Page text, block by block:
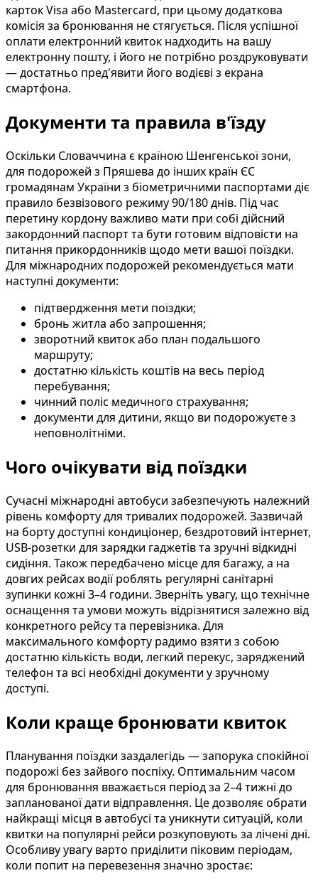
карток Visa або Mastercard, при цьому додаткова
комісія за бронювання не стягується. Після успішної
оплати електронний квиток надходить на вашу
електронну пошту, і його не потрібно роздруковувати
— достатньо пред'явити його водієві з екрана
смартфона.
Документи та правила в'їзду
Оскільки Словаччина є країною Шенгенської зони,
для подорожей з Пряшева до інших країн ЄС
громадянам України з біометричними паспортами діє
правило безвізового режиму 90/180 днів. Під час
перетину кордону важливо мати при собі дійсний
закордонний паспорт та бути готовим відповісти на
питання прикордонників щодо мети вашої поїздки.
Для міжнародних подорожей рекомендується мати
наступні документи:
підтвердження мети поїздки;
бронь житла або запрошення;
зворотний квиток або план подальшого
маршруту;
достатню кількість коштів на весь період
перебування;
чинний поліс медичного страхування;
документи для дитини, якщо ви подорожуєте з
неповнолітніми.
Чого очікувати від поїздки
Сучасні міжнародні автобуси забезпечують належний
рівень комфорту для тривалих подорожей. Зазвичай
на борту доступні кондиціонер, бездротовий інтернет,
USB-розетки для зарядки гаджетів та зручні відкидні
сидіння. Також передбачено місце для багажу, а на
довгих рейсах водії роблять регулярні санітарні
зупинки кожні 3–4 години. Зверніть увагу, що технічне
оснащення та умови можуть відрізнятися залежно від
конкретного рейсу та перевізника. Для
максимального комфорту радимо взяти з собою
достатню кількість води, легкий перекус, заряджений
телефон та всі необхідні документи у зручному
доступі.
Коли краще бронювати квиток
Планування поїздки заздалегідь — запорука спокійної
подорожі без зайвого поспіху. Оптимальним часом
для бронювання вважається період за 2–4 тижні до
запланованої дати відправлення. Це дозволяє обрати
найкращі місця в автобусі та уникнути ситуацій, коли
квитки на популярні рейси розкуповують за лічені дні.
Особливу увагу варто приділити піковим періодам,
коли попит на перевезення значно зростає: